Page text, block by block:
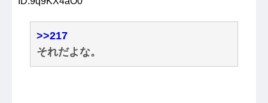
>>217
それだよな。